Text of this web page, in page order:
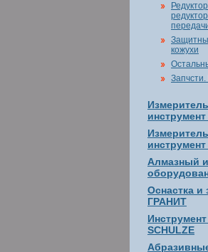
кожухи
инструмент
Алмазный
Оснастка и
ГРАНИТ
SCHULZE